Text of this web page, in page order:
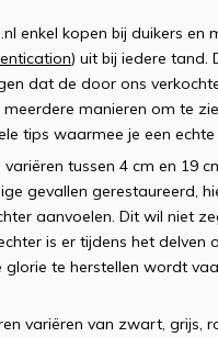
enkel kopen bij duikers en
) uit bij iedere
dat de door ons
meerdere manieren om te
tips waarmee je een
tussen 4 cm en 19
gevallen gerestaureerd,
aanvoelen. Dit wil niet
is er tijdens het delven
te herstellen wordt
variëren van zwart, grijs,